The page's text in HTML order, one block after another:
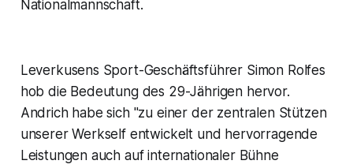
Nationalmannschaft.
Leverkusens Sport-Geschäftsführer Simon Rolfes
hob die Bedeutung des 29-Jährigen hervor.
Andrich habe sich "zu einer der zentralen Stützen
unserer Werkself entwickelt und hervorragende
Leistungen auch auf internationaler Bühne